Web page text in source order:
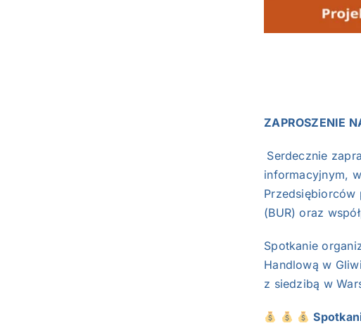
ZAPROSZENIE
Serdecznie
informacyjnym,
Przedsiębiorców
(BUR) oraz
Spotkanie
Handlową w
z siedzibą w